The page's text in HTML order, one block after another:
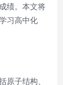
绩。本文将
习高中化
子结构、